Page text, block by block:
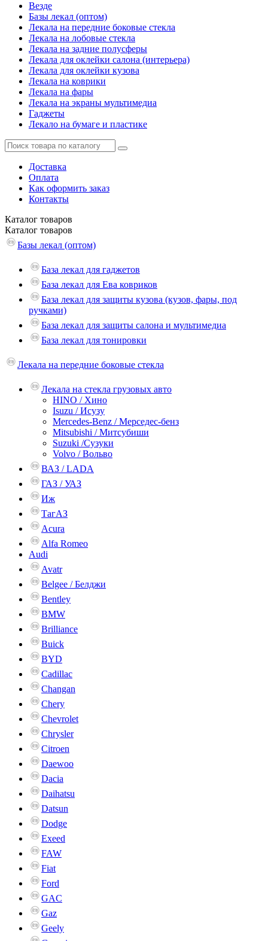
Везде
Базы лекал (оптом)
Лекала на передние боковые стекла
Лекала на лобовые стекла
Лекала на задние полусферы
Лекала для оклейки салона (интерьера)
Лекала для оклейки кузова
Лекала на коврики
Лекала на фары
Лекала на экраны мультимедиа
Гаджеты
Лекало на бумаге и пластике
Доставка
Оплата
Как оформить заказ
Контакты
Каталог товаров
Каталог товаров
Базы лекал (оптом)
База лекал для гаджетов
База лекал для Ева ковриков
База лекал для защиты кузова (кузов, фары, под
ручками)
База лекал для защиты салона и мультимедиа
База лекал для тонировки
Лекала на передние боковые стекла
Лекала на стекла грузовых авто
HINO / Хино
Isuzu / Исузу
Mercedes-Benz / Мерседес-бенз
Mitsubishi / Митсубиши
Suzuki /Сузуки
Volvo / Вольво
ВАЗ / LADA
ГАЗ / УАЗ
Иж
ТагАЗ
Acura
Alfa Romeo
Audi
Avatr
Belgee / Белджи
Bentley
BMW
Brilliance
Buick
BYD
Cadillac
Changan
Chery
Chevrolet
Chrysler
Citroen
Daewoo
Dacia
Daihatsu
Datsun
Dodge
Exeed
FAW
Fiat
Ford
GAC
Gaz
Geely